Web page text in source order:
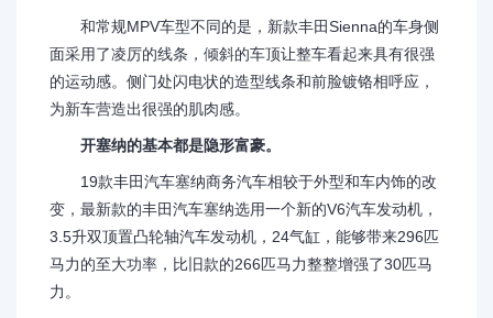
和常规MPV车型不同的是，新款丰田Sienna的车身侧
面采用了凌厉的线条，倾斜的车顶让整车看起来具有很强
的运动感。侧门处闪电状的造型线条和前脸镀铬相呼应，
为新车营造出很强的肌肉感。
开塞纳的基本都是隐形富豪。
19款丰田汽车塞纳商务汽车相较于外型和车内饰的改
变，最新款的丰田汽车塞纳选用一个新的V6汽车发动机，
3.5升双顶置凸轮轴汽车发动机，24气缸，能够带来296匹
马力的至大功率，比旧款的266匹马力整整增强了30匹马
力。